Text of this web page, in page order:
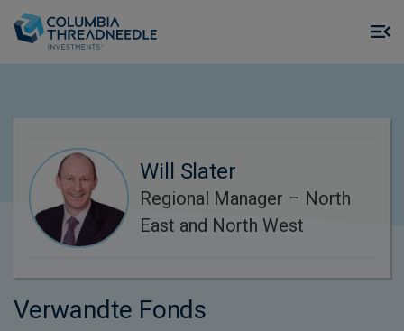
Will Slater
Regional Manager – North
East and North West
Verwandte Fonds